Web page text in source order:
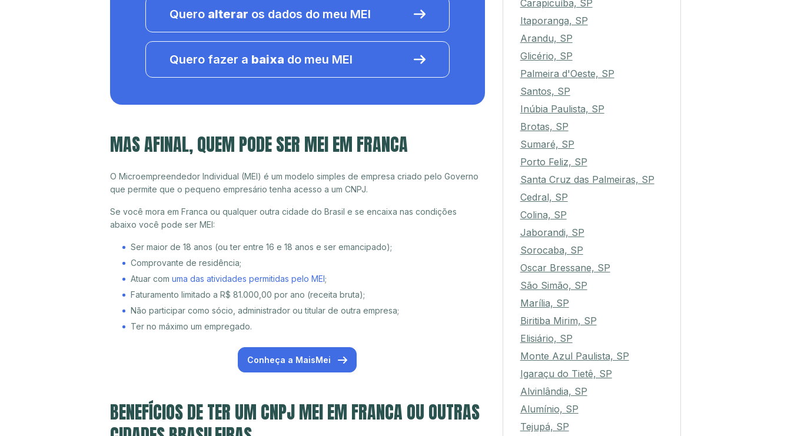
Quero alterar os dados do meu MEI
Quero fazer a baixa do meu MEI
MAS AFINAL, QUEM PODE SER MEI EM FRANCA
O Microempreendedor Individual (MEI) é um modelo simples de empresa criado pelo Governo
que permite que o pequeno empresário tenha acesso a um CNPJ.
Se você mora em Franca ou qualquer outra cidade do Brasil e se encaixa nas condições
abaixo você pode ser MEI:
Ser maior de 18 anos (ou ter entre 16 e 18 anos e ser emancipado);
Comprovante de residência;
Atuar com uma das atividades permitidas pelo MEI;
Faturamento limitado a R$ 81.000,00 por ano (receita bruta);
Não participar como sócio, administrador ou titular de outra empresa;
Ter no máximo um empregado.
Conheça a MaisMei
BENEFÍCIOS DE TER UM CNPJ MEI EM FRANCA OU OUTRAS
Carapicuíba, SP
Itaporanga, SP
Arandu, SP
Glicério, SP
Palmeira d'Oeste, SP
Santos, SP
Inúbia Paulista, SP
Brotas, SP
Sumaré, SP
Porto Feliz, SP
Santa Cruz das Palmeiras, SP
Cedral, SP
Colina, SP
Jaborandi, SP
Sorocaba, SP
Oscar Bressane, SP
São Simão, SP
Marília, SP
Biritiba Mirim, SP
Elisiário, SP
Monte Azul Paulista, SP
Igaraçu do Tietê, SP
Alvinlândia, SP
Alumínio, SP
Tejupá, SP